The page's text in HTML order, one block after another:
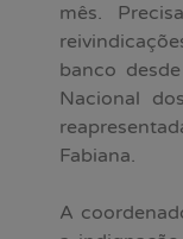
mês.
banco
Nacional
Fabiana.
A